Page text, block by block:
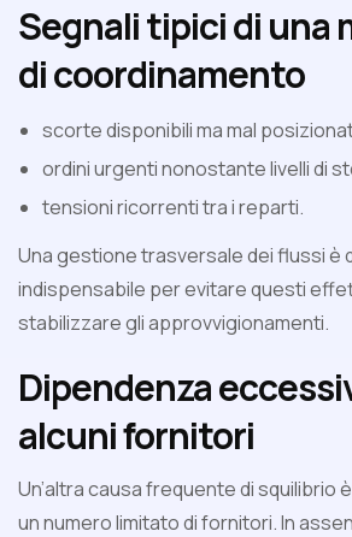
Segnali tipici di una
di coordinamento
scorte disponibili ma mal
ordini urgenti nonostante livelli di
tensioni ricorrenti tra i reparti.
Una gestione trasversale dei flussi è
indispensabile per evitare questi
stabilizzare gli approvvigionamenti.
Dipendenza
alcuni fornitori
Un’altra causa frequente di squilibrio
un numero limitato di fornitori. In